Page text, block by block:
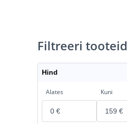
Filtreeri tooteid
Hind
Alates Kuni